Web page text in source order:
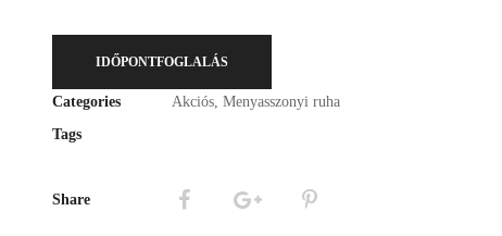
IDŐPONTFOGLALÁS
Categories Akciós Menyasszonyi ruha
Tags
Share